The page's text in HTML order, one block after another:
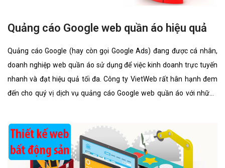
Quảng cáo Google web quần áo hiệu quả
Quảng cáo Google (hay còn gọi Google Ads) đang được cá nhân,
doanh nghiệp web quần áo sử dụng để việc kinh doanh trực tuyến
nhanh và đạt hiệu quả tối đa. Công ty VietWeb rất hân hạnh đem
đến cho quý vị dịch vụ quảng cáo Google web quần áo với những